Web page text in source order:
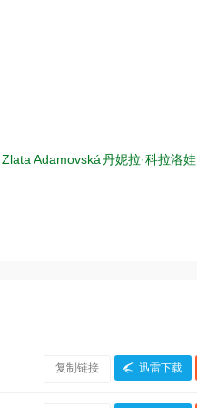
Zlata Adamovská丹妮拉·科拉洛娃
复制链接 迅雷下载